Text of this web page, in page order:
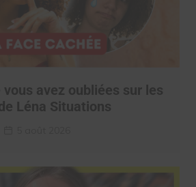
vous avez oubliées sur les
Léna Situations